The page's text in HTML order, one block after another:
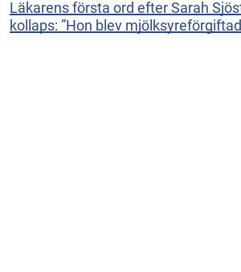
Läkarens första ord efter Sarah
kollaps: ”Hon blev